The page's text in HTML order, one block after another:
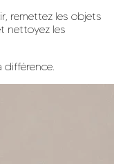
remettez les objets
nettoyez les